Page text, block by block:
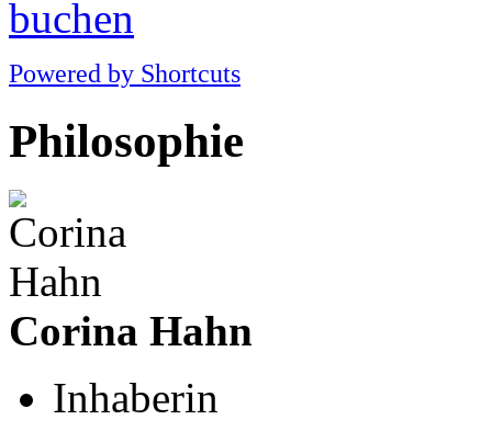
Powered by Shortcuts
Philosophie
Corina Hahn
Inhaberin